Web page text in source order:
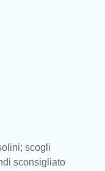
scogli
sconsigliato